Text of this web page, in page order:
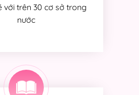
với trên 30 cơ sở trong
nước